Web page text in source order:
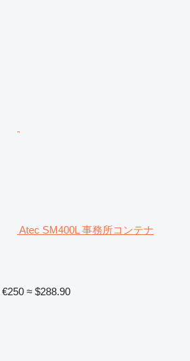
Atec SM400L 事務所コンテナ
€250 ≈ $288.90